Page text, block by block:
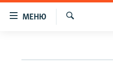
Доступність
посилання
основного
МЕНЮ
ВСЕ ЗА ДОБУ